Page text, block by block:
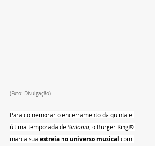
(Foto: Divulgação)
Para comemorar o encerramento da quinta e
última temporada de Sintonia , o Burger King®
marca sua estreia no universo musical com